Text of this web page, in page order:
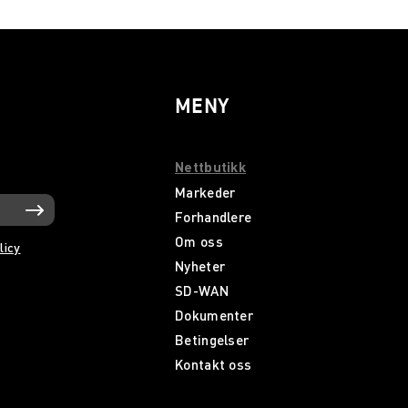
MENY
Nettbutikk
Markeder
Forhandlere
Om oss
Nyheter
SD-WAN
Dokumenter
Betingelser
Kontakt oss